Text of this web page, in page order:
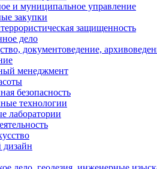
и муниципальное управление
закупки
защищенность
дело
документоведение,
менеджмент
безопасность
технологии
лаборатории